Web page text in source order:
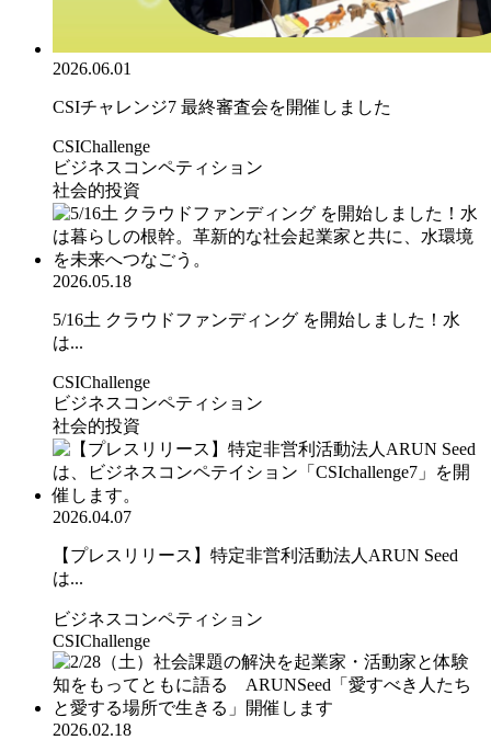
2026.06.01
CSIチャレンジ7 最終審査会を開催しました
CSIChallenge
ビジネスコンペティション
社会的投資
2026.05.18
5/16土 クラウドファンディング を開始しました！水
は...
CSIChallenge
ビジネスコンペティション
社会的投資
2026.04.07
【プレスリリース】特定非営利活動法人ARUN Seed
は...
ビジネスコンペティション
CSIChallenge
2026.02.18